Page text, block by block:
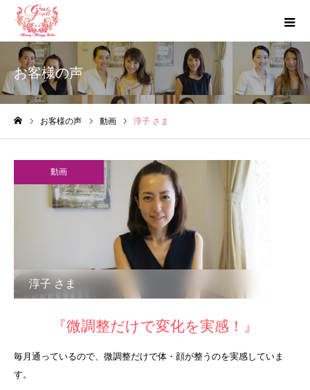
お客様の声
お客様の声 動画 淳子 さま
動画
淳子 さま
『微調整だけで変化を実感！』
毎月通っているので、微調整だけで体・顔が整うのを実感していま
す。